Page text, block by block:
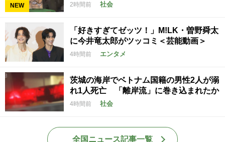
NEW 2時間前 社会
「好きすぎてゼッツ！」M!LK・曽野舜太
に今井竜太郎がツッコミ＜芸能動画＞
4時間前 エンタメ
茨城の海岸でベトナム国籍の男性2人が溺
れ1人死亡 「離岸流」に巻き込まれたか
4時間前 社会
全国ニュース記事一覧